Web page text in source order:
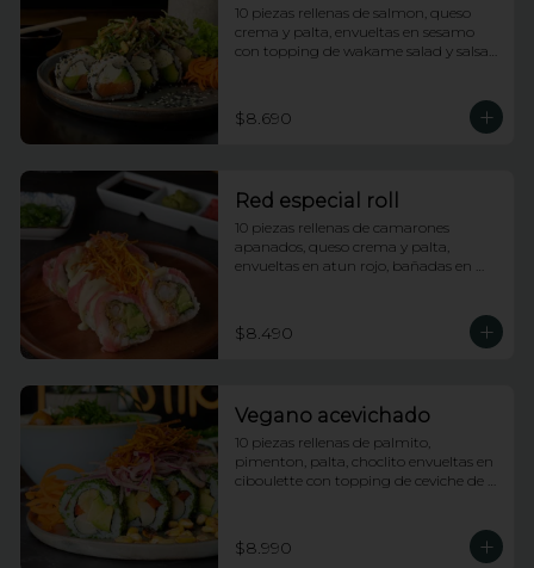
10 piezas rellenas de salmon, queso
crema y palta, envueltas en sesamo
con topping de wakame salad y salsa
$8.690
Red especial roll
10 piezas rellenas de camarones
apanados, queso crema y palta,
envueltas en atun rojo, bañadas en
$8.490
Vegano acevichado
10 piezas rellenas de palmito,
pimenton, palta, choclito envueltas en
ciboulette con topping de ceviche de
$8.990